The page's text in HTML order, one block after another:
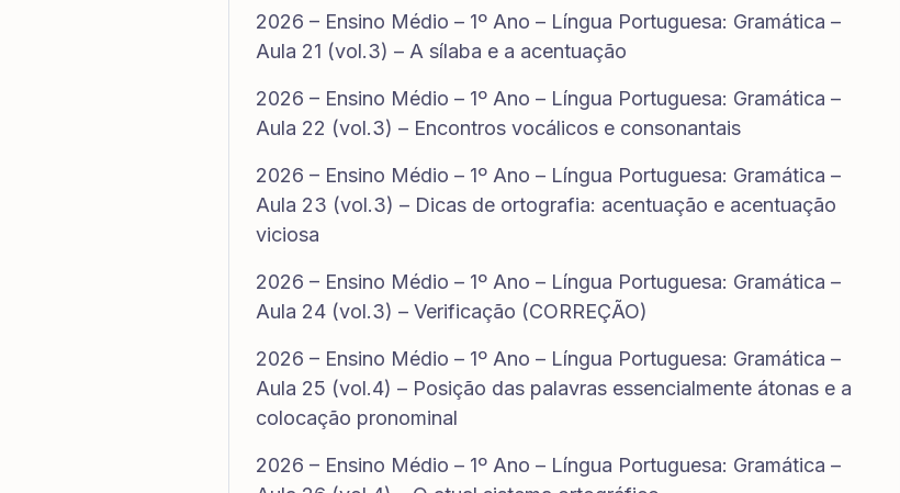
2026 – Ensino Médio – 1º Ano – Língua Portuguesa: Gramática –
Aula 21 (vol.3) – A sílaba e a acentuação
2026 – Ensino Médio – 1º Ano – Língua Portuguesa: Gramática –
Aula 22 (vol.3) – Encontros vocálicos e consonantais
2026 – Ensino Médio – 1º Ano – Língua Portuguesa: Gramática –
Aula 23 (vol.3) – Dicas de ortografia: acentuação e acentuação
viciosa
2026 – Ensino Médio – 1º Ano – Língua Portuguesa: Gramática –
Aula 24 (vol.3) – Verificação (CORREÇÃO)
2026 – Ensino Médio – 1º Ano – Língua Portuguesa: Gramática –
Aula 25 (vol.4) – Posição das palavras essencialmente átonas e a
colocação pronominal
2026 – Ensino Médio – 1º Ano – Língua Portuguesa: Gramática –